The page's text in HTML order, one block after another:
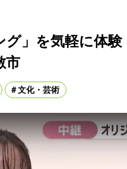
グ」を気軽に体
市
文化・芸術